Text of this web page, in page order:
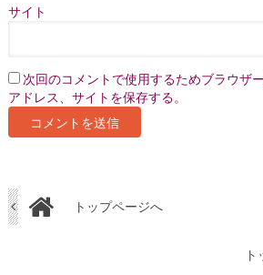
サイト
次回のコメントで使用するためブラウザ
アドレス、サイトを保存する。
トップページへ